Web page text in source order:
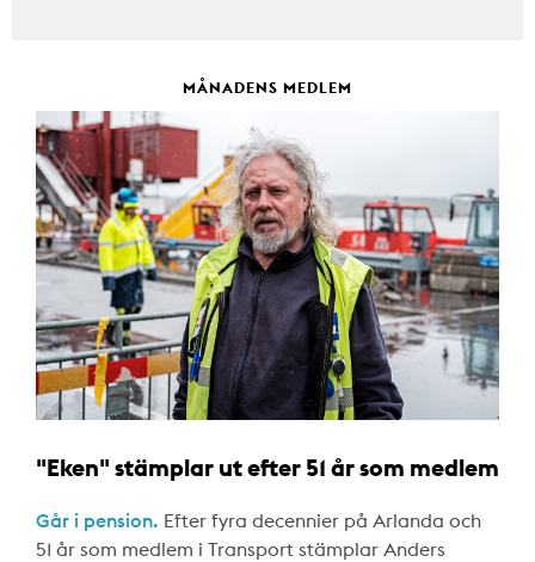
MÅNADENS MEDLEM
"Eken" stämplar ut efter 51 år som medlem
Går i pension. Efter fyra decennier på Arlanda och
51 år som medlem i Transport stämplar Anders